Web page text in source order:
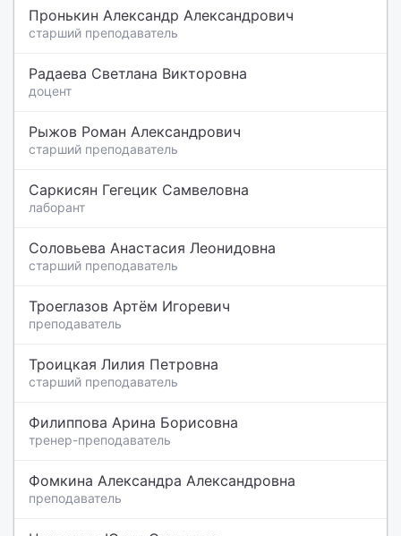
Пронькин Александр Александрович
старший преподаватель
Радаева Светлана Викторовна
доцент
Рыжов Роман Александрович
старший преподаватель
Саркисян Гегецик Самвеловна
лаборант
Соловьева Анастасия Леонидовна
старший преподаватель
Троеглазов Артём Игоревич
преподаватель
Троицкая Лилия Петровна
старший преподаватель
Филиппова Арина Борисовна
тренер-преподаватель
Фомкина Александра Александровна
преподаватель